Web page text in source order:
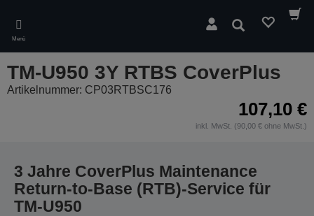
main
content
Menü
Suchen
TM-U950 3Y RTBS CoverPlus
Artikelnummer: CP03RTBSC176
107,10 €
inkl. MwSt. (90,00 € ohne MwSt.)
3 Jahre CoverPlus Maintenance
Return-to-Base (RTB)-Service für
TM-U950